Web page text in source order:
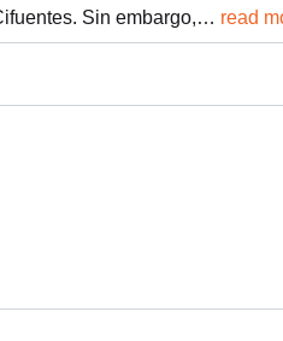
Sin embargo,… read